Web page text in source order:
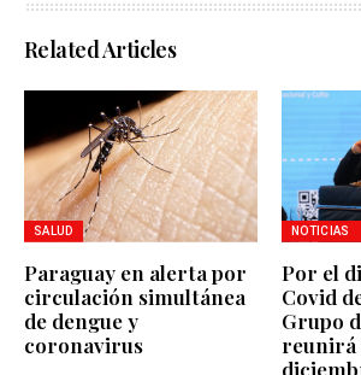
Related Articles
SALUD
Paraguay en alerta por
circulación simultánea
de dengue y
coronavirus
NOTICIAS
Por el
Covid
Grupo
reunirá